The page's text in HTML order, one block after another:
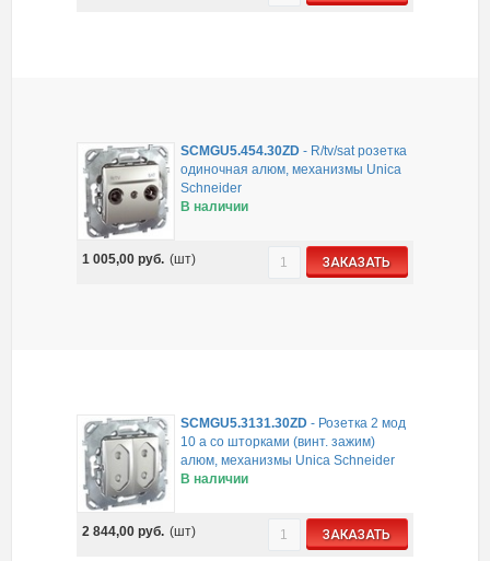
SCMGU5.454.30ZD - R/tv/sat розетка
одиночная алюм, механизмы Unica
Schneider
В наличии
1 005,00руб. (шт) ЗАКАЗАТЬ
SCMGU5.3131.30ZD - Розетка 2 мод
10 а со шторками (винт. зажим)
алюм, механизмы Unica Schneider
В наличии
2 844,00руб. (шт) ЗАКАЗАТЬ